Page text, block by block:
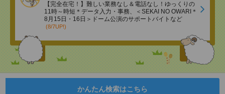
【完全在宅！】難しい業務なし＆電話なし！ゆっくりの
11時～時短＊データ入力・事務、＜SEKAI NO OWARI＊
8月15日・16日＞ドーム公演のサポートバイトなど
(8/7UP!)
かんたん検索はこちら